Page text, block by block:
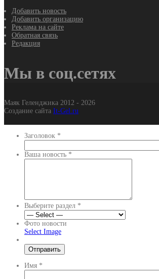
Добавить новость
Добавить организацию
Реклама на сайте
Обратная связь
Редакция
Мы в соц.сетях
Маяк Геленджика 2012 - 2026
Создание сайта It-Gel.ru
Заголовок *
Ваша новость *
Выберите раздел *
Фото новости
Select Image
Имя *